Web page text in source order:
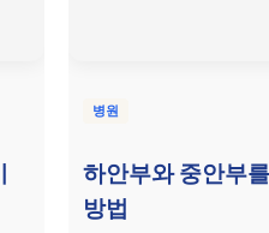
병원
하안부와 중안부
방법